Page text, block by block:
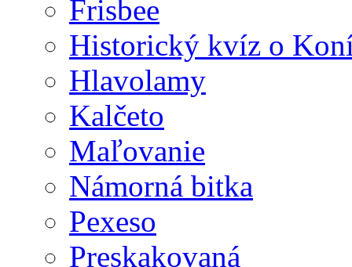
Frisbee
Historický kvíz o
Hlavolamy
Kalčeto
Maľovanie
Námorná bitka
Pexeso
Preskakovaná